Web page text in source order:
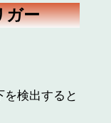
ガー
検出すると